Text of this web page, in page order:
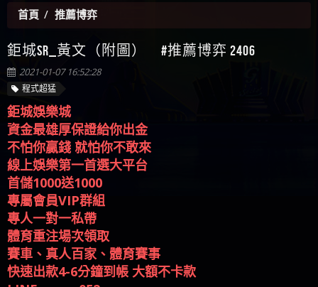
【玩運彩】
【蘇俊曄】所以會出金嗎現在也是一樣的狀況
【侯依揚】廢物喔
首頁 推薦博弈
鉅城SR_黃文（附圖） #推薦博弈 2406
2021-01-07 16:52:28
程式超猛
鉅城娛樂城
資金最雄厚保證給你出金
不怕你贏錢 就怕你不敢來
線上娛樂第一首選大平台
首儲1000送1000
專屬會員VIP群組
專人一對一私帶
體育重注場次領取
賽車、真人百家、體育賽事
快速出款4-6分鐘到帳 大額不卡款